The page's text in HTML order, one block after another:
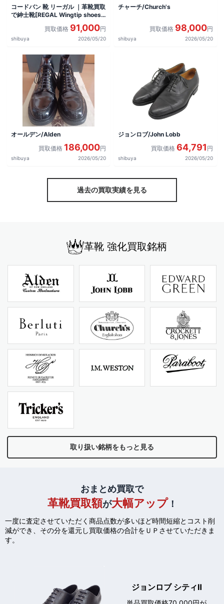
コードバン 靴 リーガル ｜革靴買取
で紳士靴[REGAL Wingtip shoes]
買取価格 91,000円
shibuya 2026/05/20
チャーチ/Church's
買取価格 98,000円
shibuya 2026/05/20
オールデン/Alden
買取価格 186,000円
shibuya 2026/05/20
ジョンロブ/John Lobb
買取価格 64,791 円
shibuya 2026/05/20
過去の買取実績を見る
革靴 強化買取銘柄
取り扱い銘柄をもっと見る
おまとめ買取で
革靴買取額が大幅アップ！
一度に査定させていただく商品点数が多いほど時間短縮とコスト削
減ができ、 その分を還元し買取価格の合計をＵＰさせていただきま
す。
ジョンロブ シティⅡ